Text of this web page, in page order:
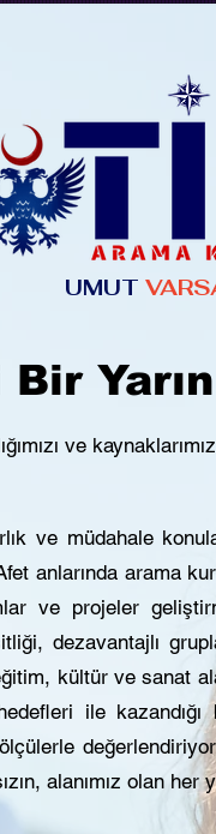
UMUT
ve
ve müdahale
anlarında arama
ve projeler
dezavantajlı
kültür ve sanat
ile kazandığı
alanımız olan